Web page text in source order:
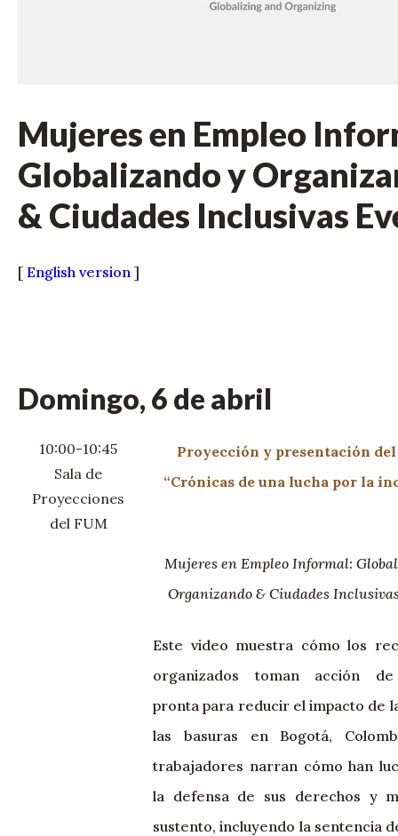
Mujeres en Empleo
Globalizando y
& Ciudades Inclusivas
[ English version ]
Domingo, 6 de abril
10:00-10:45
Sala de
Proyecciones
del FUM
Proyección y presentación
“Crónicas de una lucha por la
Mujeres en Empleo Informal:
Organizando & Ciudades
Este video muestra cómo los
organizados toman acción
pronta para reducir el impacto de
las basuras en Bogotá,
trabajadores narran cómo han
la defensa de sus derechos y
sustento, incluyendo la sentencia